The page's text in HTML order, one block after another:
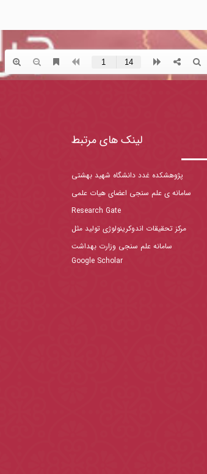
لینک های مرتبط
پژوهشکده غدد دانشگاه شهید بهشتی
سامانه ی علم سنجی اعضای هیات علمی
Research Gate
مرکز تحقیقات اندوکرینولوژی تولید مثل
سامانه علم سنجی وزارت بهداشت
Google Scholar